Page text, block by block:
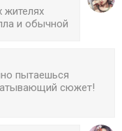
жителях
и обычной
пытаешься
сюжет!